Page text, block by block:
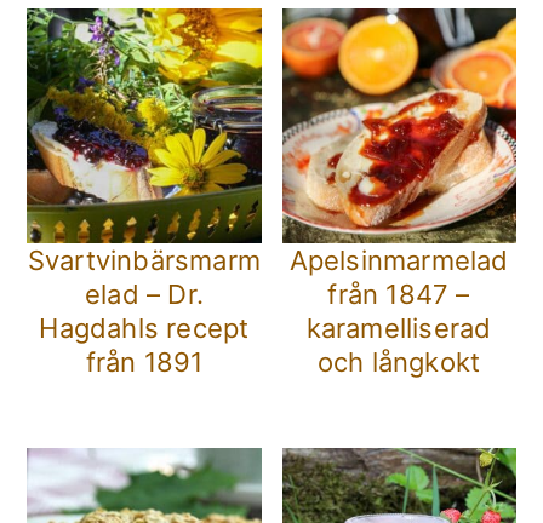
Svartvinbärsmarm
elad – Dr.
Hagdahls recept
från 1891
Apelsinmarmelad
från 1847 –
karamelliserad
och långkokt